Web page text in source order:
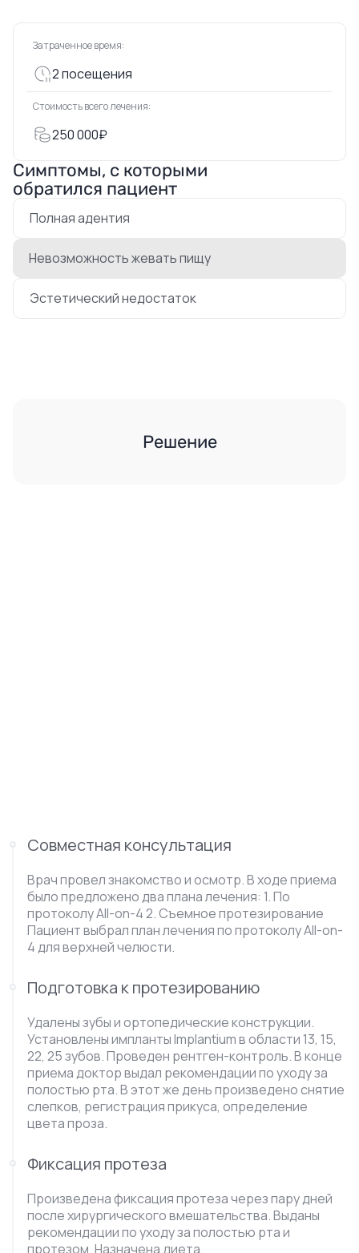
Затраченное время:
2 посещения
Стоимость всего лечения:
250 000₽
Симптомы, с которыми
обратился пациент
Полная адентия
Невозможность жевать пищу
Эстетический недостаток
Решение
Совместная консультация
Врач провел знакомство и осмотр. В ходе приема
было предложено два плана лечения: 1. По
протоколу All-on-4 2. Съемное протезирование
Пациент выбрал план лечения по протоколу All-on-
4 для верхней челюсти.
Подготовка к протезированию
Удалены зубы и ортопедические конструкции.
Установлены импланты Implantium в области 13, 15,
22, 25 зубов. Проведен рентген-контроль. В конце
приема доктор выдал рекомендации по уходу за
полостью рта. В этот же день произведено снятие
слепков, регистрация прикуса, определение
цвета проза.
Фиксация протеза
Произведена фиксация протеза через пару дней
после хирургического вмешательства. Выданы
рекомендации по уходу за полостью рта и
протезом. Назначена диета.